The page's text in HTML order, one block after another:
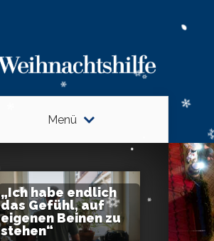
Menü
„Ich habe endlich
das Gefühl, auf
eigenen Beinen zu
stehen“